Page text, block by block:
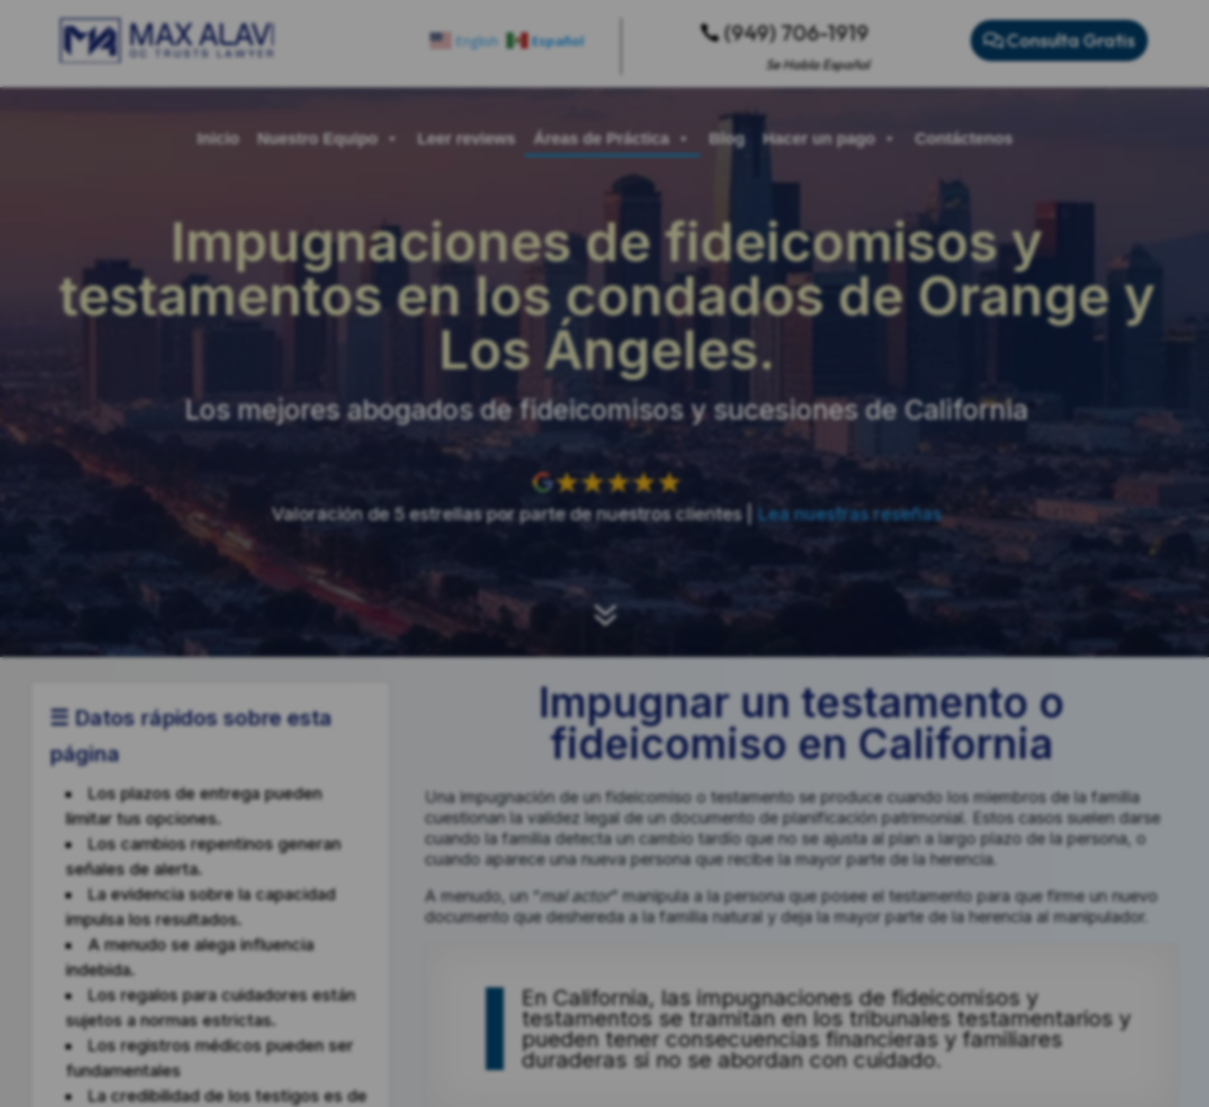
English Español  (949) 706-1919
Se Habla Español
Consulta Gratis
Inicio Nuestro Equipo Leer reviews Áreas de Práctica Blog Hacer un pago Contáctenos
Impugnaciones de fideicomisos y
testamentos en los condados de Orange y
Los Ángeles.
Los mejores abogados de fideicomisos y sucesiones de California
Valoración de 5 estrellas por parte de nuestros clientes | Lea nuestras reseñas
7
☰ Datos rápidos sobre esta
página
Los plazos de entrega pueden
limitar tus opciones.
Los cambios repentinos generan
señales de alerta.
La evidencia sobre la capacidad
impulsa los resultados.
A menudo se alega influencia
indebida.
Los regalos para cuidadores están
sujetos a normas estrictas.
Los registros médicos pueden ser
fundamentales
La credibilidad de los testigos es de
Impugnar un testamento o
fideicomiso en California
Una impugnación de un fideicomiso o testamento se produce cuando los miembros de la familia
cuestionan la validez legal de un documento de planificación patrimonial. Estos casos suelen darse
cuando la familia detecta un cambio tardío que no se ajusta al plan a largo plazo de la persona, o
cuando aparece una nueva persona que recibe la mayor parte de la herencia.
A menudo, un “mal actor” manipula a la persona que posee el testamento para que firme un nuevo
documento que deshereda a la familia natural y deja la mayor parte de la herencia al manipulador.
En California, las impugnaciones de fideicomisos y
testamentos se tramitan en los tribunales testamentarios y
pueden tener consecuencias financieras y familiares
duraderas si no se abordan con cuidado.